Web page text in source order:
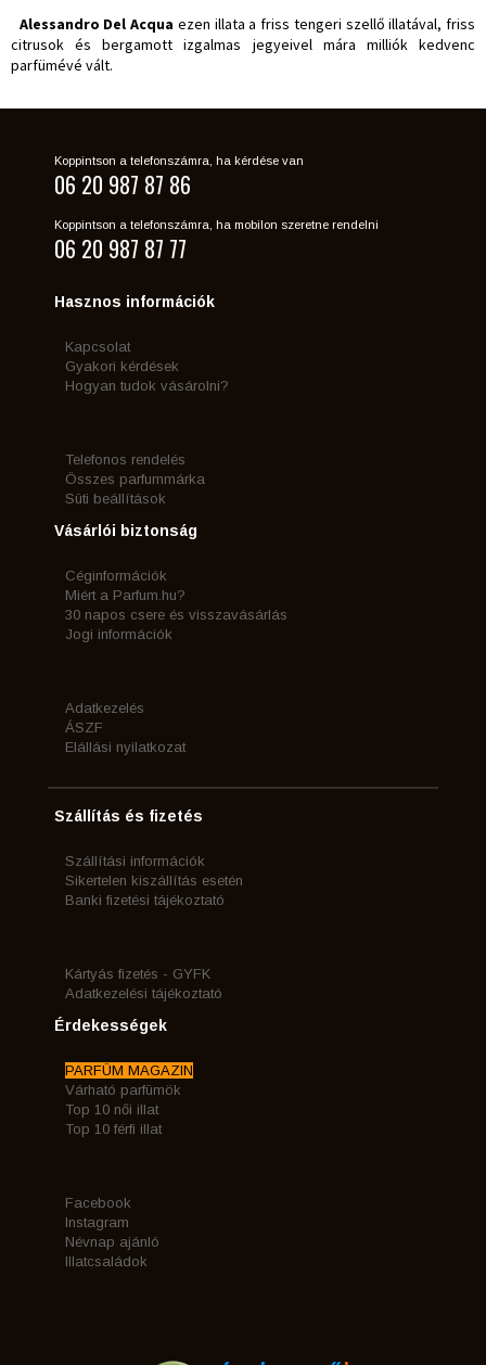
Alessandro Del Acqua ezen illata a friss tengeri szellő illatával, friss
citrusok és bergamott izgalmas jegyeivel mára milliók kedvenc
parfümévé vált.
Koppintson a telefonszámra, ha kérdése van
06 20 987 87 86
Koppintson a telefonszámra, ha mobilon szeretne rendelni
06 20 987 87 77
Hasznos információk
Kapcsolat
Gyakori kérdések
Hogyan tudok vásárolni?
Telefonos rendelés
Összes parfummárka
Süti beállítások
Vásárlói biztonság
Céginformációk
Miért a Parfum.hu?
30 napos csere és visszavásárlás
Jogi információk
Adatkezelés
ÁSZF
Elállási nyilatkozat
Szállítás és fizetés
Szállítási információk
Sikertelen kiszállítás esetén
Banki fizetési tájékoztató
Kártyás fizetés - GYFK
Adatkezelési tájékoztató
Érdekességek
PARFÜM MAGAZIN
Várható parfümök
Top 10 női illat
Top 10 férfi illat
Facebook
Instagram
Névnap ajánló
Illatcsaládok